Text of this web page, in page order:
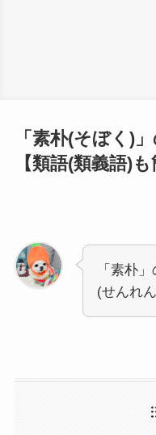
「素朴(そぼく)
【類語(類義語)も
「素朴
(せんれ